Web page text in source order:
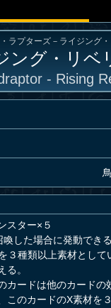
ラプターズ－ライジング
ング・リベ
- Rising
スター×５
した場合に発動でき
３種類以上素材とし
る。
ードは他のカードの
のカードのX素材を